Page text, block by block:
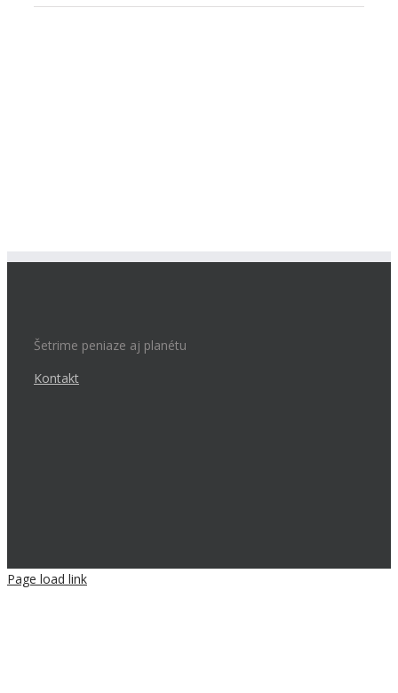
Šetrime peniaze aj planétu
Kontakt
Page load link